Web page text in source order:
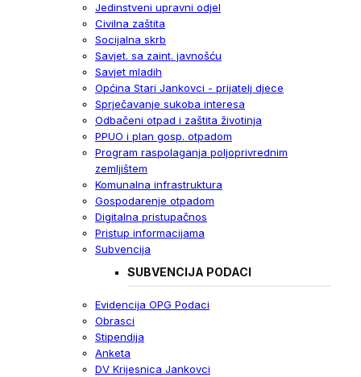
Jedinstveni upravni odjel
Civilna zaštita
Socijalna skrb
Savjet. sa zaint. javnošću
Savjet mladih
Općina Stari Jankovci - prijatelj djece
Sprječavanje sukoba interesa
Odbačeni otpad i zaštita životinja
PPUO i plan gosp. otpadom
Program raspolaganja poljoprivrednim
zemljištem
Komunalna infrastruktura
Gospodarenje otpadom
Digitalna pristupačnos
Pristup informacijama
Subvencija
SUBVENCIJA PODACI
Evidencija OPG Podaci
Obrasci
Stipendija
Anketa
DV Krijesnica Jankovci